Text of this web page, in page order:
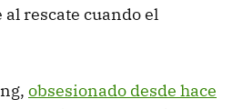
al rescate cuando el
obsesionado desde hace